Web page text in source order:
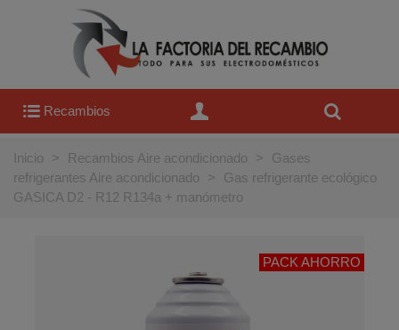
Recambios
Inicio > Recambios Aire acondicionado >
Gases
refrigerantes Aire acondicionado
>
Gas refrigerante ecológico
GASICA D2 - R12 R134a + manómetro
OFERTA
PACK AHORRO